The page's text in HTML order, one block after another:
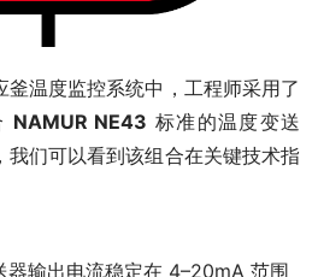
温度监控系统中，工程师采用了
NAMUR NE43 标准的温度变送
我们可以看到该组合在关键技术指
器输出电流稳定在 4–20mA 范围